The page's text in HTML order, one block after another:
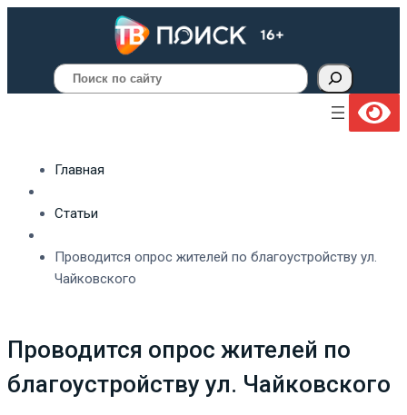
Поиск
Главная
Статьи
Проводится опрос жителей по благоустройству ул.
Чайковского
Проводится опрос жителей по
благоустройству ул. Чайковского